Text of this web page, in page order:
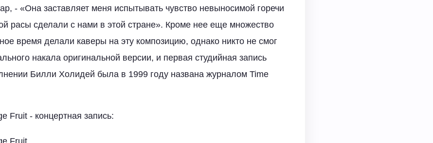
- «Она заставляет меня испытывать чувство невыносимой горечи
расы сделали с нами в этой стране». Кроме нее еще множество
время делали каверы на эту композицию, однако никто не смог
накала оригинальной версии, и первая студийная запись
Билли Холидей была в 1999 году названа журналом Time
Fruit - концертная запись:
Fruit